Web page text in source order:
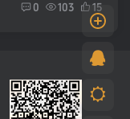
0 103 15